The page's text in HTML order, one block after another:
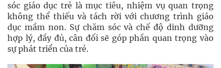
sóc giáo dục trẻ là mục tiêu, nhiệm vụ quan trọng
không thể thiếu và tách rời với chương trình giáo
dục mầm non. Sự chăm sóc và chế độ dinh dưỡng
hợp lý, đầy đủ, cân đối sẽ góp phần quan trọng vào
sự phát triển của trẻ.